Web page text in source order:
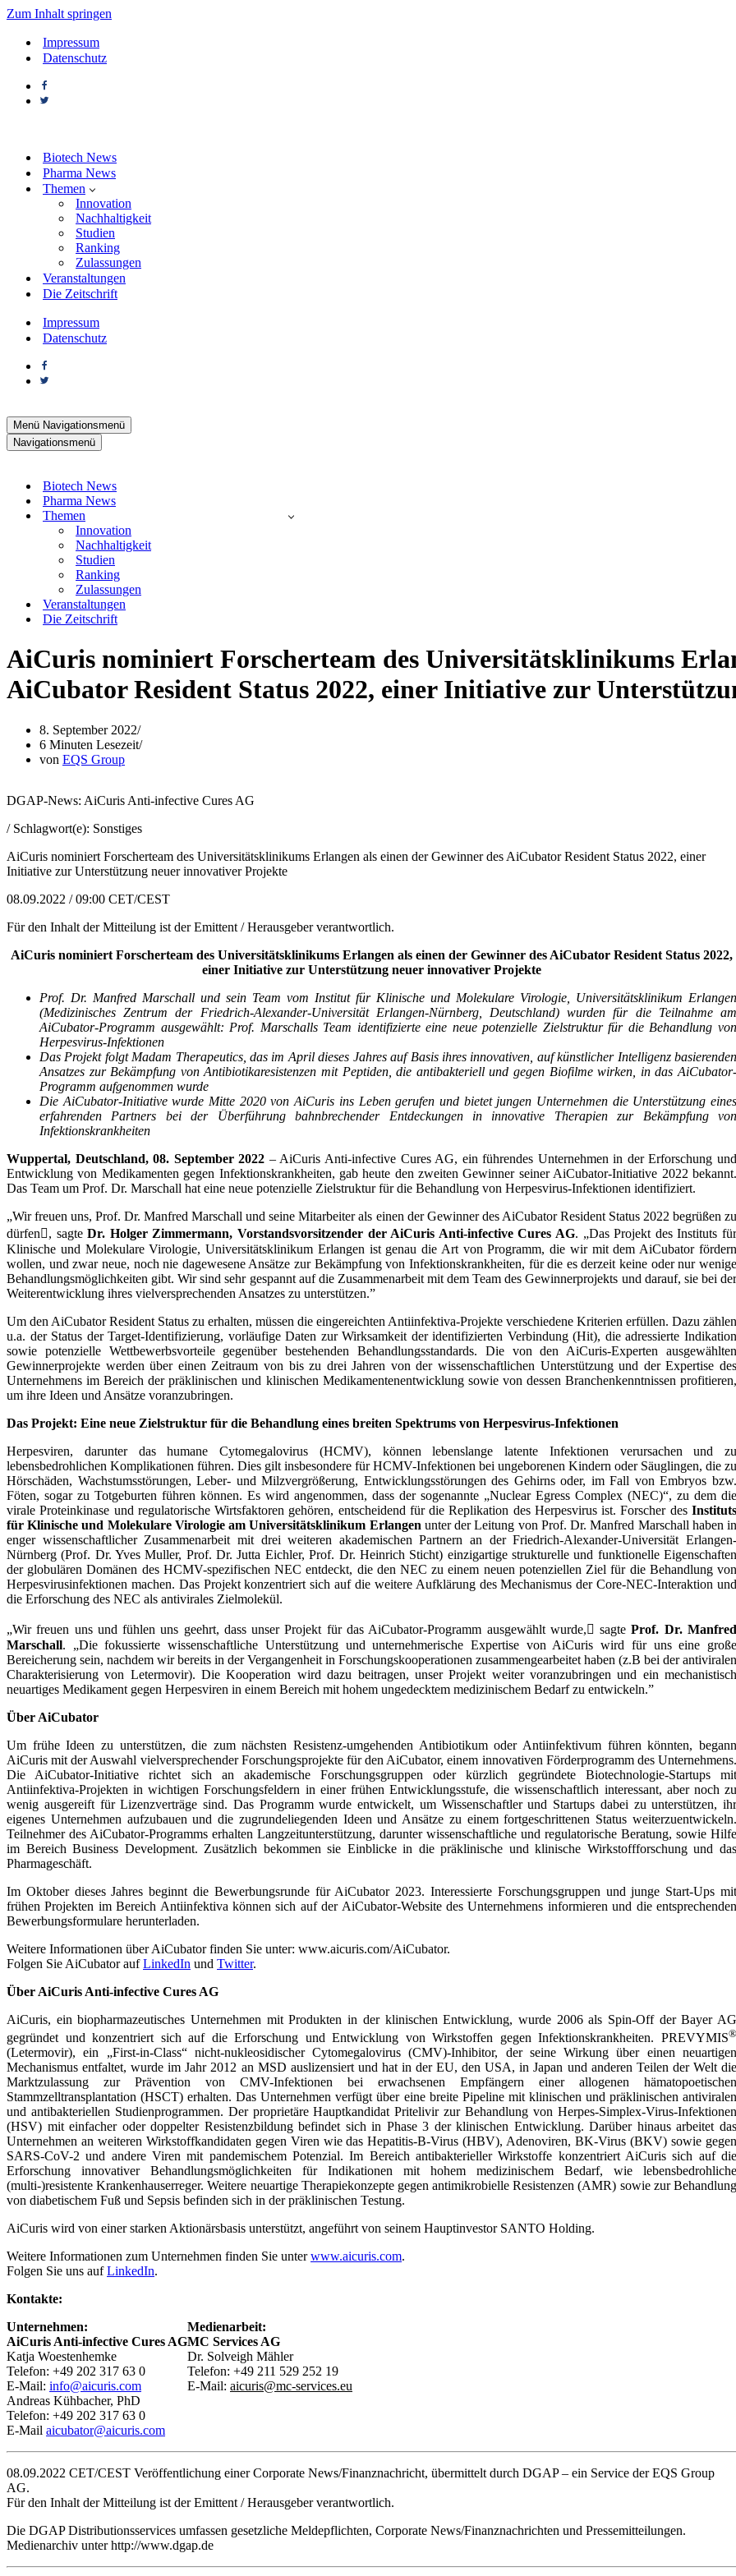
Zum Inhalt springen
Impressum
Datenschutz
Biotech News
Pharma News
Themen
Innovation
Nachhaltigkeit
Studien
Ranking
Zulassungen
Veranstaltungen
Die Zeitschrift
Impressum
Datenschutz
Menü Navigationsmenü
Navigationsmenü
Biotech News
Pharma News
Themen
Innovation
Nachhaltigkeit
Studien
Ranking
Zulassungen
Veranstaltungen
Die Zeitschrift
AiCuris nominiert Forscherteam des Universitätsklinikums
AiCubator Resident Status 2022, einer Initiative zur
8. September 2022
6 Minuten Lesezeit
von EQS Group
DGAP-News: AiCuris Anti-infective Cures AG
/ Schlagwort(e): Sonstiges
AiCuris nominiert Forscherteam des Universitätsklinikums Erlangen als einen der Gewinner des AiCubator Resident Status 2022, einer
Initiative zur Unterstützung neuer innovativer Projekte
08.09.2022 / 09:00 CET/CEST
Für den Inhalt der Mitteilung ist der Emittent / Herausgeber verantwortlich.
AiCuris nominiert Forscherteam des Universitätsklinikums Erlangen als einen der Gewinner des AiCubator Resident Status 2022,
einer Initiative zur Unterstützung neuer innovativer Projekte
Prof. Dr. Manfred Marschall und sein Team vom Institut für Klinische und Molekulare Virologie, Universitätsklinikum Erlangen
(Medizinisches Zentrum der Friedrich-Alexander-Universität Erlangen-Nürnberg, Deutschland) wurden für die Teilnahme am
AiCubator-Programm ausgewählt: Prof. Marschalls Team identifizierte eine neue potenzielle Zielstruktur für die Behandlung von
Herpesvirus-Infektionen
Das Projekt folgt Madam Therapeutics, das im April dieses Jahres auf Basis ihres innovativen, auf künstlicher Intelligenz basierenden
Ansatzes zur Bekämpfung von Antibiotikaresistenzen mit Peptiden, die antibakteriell und gegen Biofilme wirken, in das AiCubator-
Programm aufgenommen wurde
Die AiCubator-Initiative wurde Mitte 2020 von AiCuris ins Leben gerufen und bietet jungen Unternehmen die Unterstützung eines
erfahrenden Partners bei der Überführung bahnbrechender Entdeckungen in innovative Therapien zur Bekämpfung von
Infektionskrankheiten
Wuppertal, Deutschland,08. September2022 – AiCuris Anti-infective Cures AG, ein führendes Unternehmen in der Erforschung und
Entwicklung von Medikamenten gegen Infektionskrankheiten, gab heute den zweiten Gewinner seiner AiCubator-Initiative 2022 bekannt.
Das Team um Prof. Dr. Marschall hat eine neue potenzielle Zielstruktur für die Behandlung von Herpesvirus-Infektionen identifiziert.
„Wir freuen uns, Prof. Dr. Manfred Marschall und seine Mitarbeiter als einen der Gewinner des AiCubator Resident Status 2022 begrüßen zu
dürfen, sagteDr. Holger Zimmermann, Vorstandsvorsitzender der AiCuris Anti-infective Cures AG. „Das Projekt des Instituts
Klinische und Molekulare Virologie, Universitätsklinikum Erlangen ist genau die Art von Programm, die wir mit dem AiCubator fördern
wollen, und zwar neue, noch nie dagewesene Ansätze zur Bekämpfung von Infektionskrankheiten, für die es derzeit keine oder nur wenige
Behandlungsmöglichkeiten gibt. Wir sind sehr gespannt auf die Zusammenarbeit mit dem Team des Gewinnerprojekts und darauf, sie bei der
Weiterentwicklung ihres vielversprechenden Ansatzes zu unterstützen.”
Um den AiCubator Resident Status zu erhalten, müssen die eingereichten Antiinfektiva-Projekte verschiedene Kriterien erfüllen. Dazu zählen
u.a. der Status der Target-Identifizierung, vorläufige Daten zur Wirksamkeit der identifizierten Verbindung (Hit), die adressierte Indikation
sowie potenzielle Wettbewerbsvorteile gegenüber bestehenden Behandlungsstandards. Die von den AiCuris-Experten ausgewählten
Gewinnerprojekte werden über einen Zeitraum von bis zu drei Jahren von der wissenschaftlichen Unterstützung und der Expertise des
Unternehmens im Bereich der präklinischen und klinischen Medikamentenentwicklung sowie von dessen Branchenkenntnissen profitieren,
um ihre Ideen und Ansätze voranzubringen.
Das Projekt: Eine neue Zielstruktur für die Behandlung eines breiten Spektrums von Herpesvirus-Infektionen
Herpesviren, darunter das humane Cytomegalovirus (HCMV), können lebenslange latente Infektionen verursachen und zu
lebensbedrohlichen Komplikationen führen. Dies gilt insbesondere für HCMV-Infektionen bei ungeborenen Kindern oder Säuglingen, die zu
Hörschäden, Wachstumsstörungen, Leber- und Milzvergrößerung, Entwicklungsstörungen des Gehirns oder, im Fall von Embryos bzw.
Föten, sogar zu Totgeburten führen können. Es wird angenommen, dass der sogenannte „Nuclear Egress Complex (NEC)“, zu dem die
virale Proteinkinase und regulatorische Wirtsfaktoren gehören, entscheidend für die Replikation des Herpesvirus ist. Forscher des Instituts
für Klinische und Molekulare Virologie am Universitätsklinikum Erlangen unter der Leitung von Prof. Dr. Manfred Marschall haben in
enger wissenschaftlicher Zusammenarbeit mit drei weiteren akademischen Partnern an der Friedrich-Alexander-Universität Erlangen-
Nürnberg (Prof. Dr. Yves Muller, Prof. Dr. Jutta Eichler, Prof. Dr. Heinrich Sticht) einzigartige strukturelle und funktionelle Eigenschaften
der globulären Domänen des HCMV-spezifischen NEC entdeckt, die den NEC zu einem neuen potenziellen Ziel für die Behandlung von
Herpesvirusinfektionen machen. Das Projekt konzentriert sich auf die weitere Aufklärung des Mechanismus der Core-NEC-Interaktion und
die Erforschung des NEC als antivirales Zielmolekül.
„Wir freuen uns und fühlen uns geehrt, dass unser Projekt für das AiCubator-Programm ausgewählt wurde, sagteProf. Dr. Manfred
Marschall. „Die fokussierte wissenschaftliche Unterstützung und unternehmerische Expertise von AiCuris wird für uns eine große
Bereicherung sein, nachdem wir bereits in der Vergangenheit in Forschungskooperationen zusammengearbeitet haben (z.B bei der antiviralen
Charakterisierung von Letermovir). Die Kooperation wird dazu beitragen, unser Projekt weiter voranzubringen und ein mechanistisch
neuartiges Medikament gegen Herpesviren in einem Bereich mit hohem ungedecktem medizinischem Bedarf zu entwickeln.”
Über AiCubator
Um frühe Ideen zu unterstützen, die zum nächsten Resistenz-umgehenden Antibiotikum oder Antiinfektivum führen könnten, begann
AiCuris mit der Auswahl vielversprechender Forschungsprojekte für den AiCubator, einem innovativen Förderprogramm des Unternehmens.
Die AiCubator-Initiative richtet sich an akademische Forschungsgruppen oder kürzlich gegründete Biotechnologie-Startups mit
Antiinfektiva-Projekten in wichtigen Forschungsfeldern in einer frühen Entwicklungsstufe, die wissenschaftlich interessant, aber noch zu
wenig ausgereift für Lizenzverträge sind. Das Programm wurde entwickelt, um Wissenschaftler und Startups dabei zu unterstützen, ihr
eigenes Unternehmen aufzubauen und die zugrundeliegenden Ideen und Ansätze zu einem fortgeschrittenen Status weiterzuentwickeln.
Teilnehmer des AiCubator-Programms erhalten Langzeitunterstützung, darunter wissenschaftliche und regulatorische Beratung, sowie Hilfe
im Bereich Business Development. Zusätzlich bekommen sie Einblicke in die präklinische und klinische Wirkstoffforschung und das
Pharmageschäft.
Im Oktober dieses Jahres beginnt die Bewerbungsrunde für AiCubator 2023. Interessierte Forschungsgruppen und junge Start-Ups mit
frühen Projekten im Bereich Antiinfektiva können sich auf der AiCubator-Website des Unternehmens informieren und die entsprechenden
Bewerbungsformulare herunterladen.
Weitere Informationen über AiCubator finden Sie unter: www.aicuris.com/AiCubator.
Folgen Sie AiCubator aufLinkedIn und Twitter.
Über AiCuris Anti-infective Cures AG
AiCuris, ein biopharmazeutisches Unternehmen mit Produkten in der klinischen Entwicklung, wurde 2006 als Spin-Off der Bayer AG
gegründet und konzentriert sich auf die Erforschung und Entwicklung von Wirkstoffen gegen Infektionskrankheiten. PREVYMIS®
(Letermovir), ein „First-in-Class“ nicht-nukleosidischer Cytomegalovirus (CMV)-Inhibitor, der seine Wirkung über einen neuartigen
Mechanismus entfaltet, wurde im Jahr 2012 an MSD auslizensiert und hat in der EU, den USA, in Japan und anderen Teilen der Welt die
Marktzulassung zur Prävention von CMV-Infektionen bei erwachsenen Empfängern einer allogenen hämatopoetischen
Stammzelltransplantation (HSCT) erhalten. Das Unternehmen verfügt über eine breite Pipeline mit klinischen und präklinischen antiviralen
und antibakteriellen Studienprogrammen. Der proprietäre Hauptkandidat Pritelivir zur Behandlung von Herpes-Simplex-Virus-Infektionen
(HSV) mit einfacher oder doppelter Resistenzbildung befindet sich in Phase 3 der klinischen Entwicklung. Darüber hinaus arbeitet das
Unternehmen an weiteren Wirkstoffkandidaten gegen Viren wie das Hepatitis-B-Virus (HBV), Adenoviren, BK-Virus (BKV) sowie gegen
SARS-CoV-2 und andere Viren mit pandemischem Potenzial. Im Bereich antibakterieller Wirkstoffe konzentriert AiCuris sich auf die
Erforschung innovativer Behandlungsmöglichkeiten für Indikationen mit hohem medizinischem Bedarf, wie lebensbedrohliche
(multi‑)resistente Krankenhauserreger. Weitere neuartige Therapiekonzepte gegen antimikrobielle Resistenzen (AMR) sowie zur Behandlung
von diabetischem Fuß und Sepsis befinden sich in der präklinischen Testung.
AiCuris wird von einer starken Aktionärsbasis unterstützt, angeführt von seinem Hauptinvestor SANTO Holding.
Weitere Informationen zum Unternehmen finden Sie unterwww.aicuris.com.
Folgen Sie uns aufLinkedIn.
Kontakte:
Unternehmen:
AiCuris Anti-infective Cures AG
Katja Woestenhemke
Telefon: +49 202 317 63 0
E-Mail: info@aicuris.com
Medienarbeit:
MC Services AG
Dr. Solveigh Mähler
Telefon: +49 211 529 252 19
E-Mail: aicuris@mc-services.eu
Andreas Kühbacher, PhD
Telefon: +49 202 317 63 0
E-Mail aicubator@aicuris.com
08.09.2022 CET/CEST Veröffentlichung einer Corporate News/Finanznachricht, übermittelt durch DGAP – ein Service der EQS Group
AG.
Für den Inhalt der Mitteilung ist der Emittent / Herausgeber verantwortlich.
Die DGAP Distributionsservices umfassen gesetzliche Meldepflichten, Corporate News/Finanznachrichten und Pressemitteilungen.
Medienarchiv unter http://www.dgap.de